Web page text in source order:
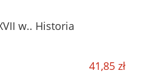
w.. Historia
41,85 zł